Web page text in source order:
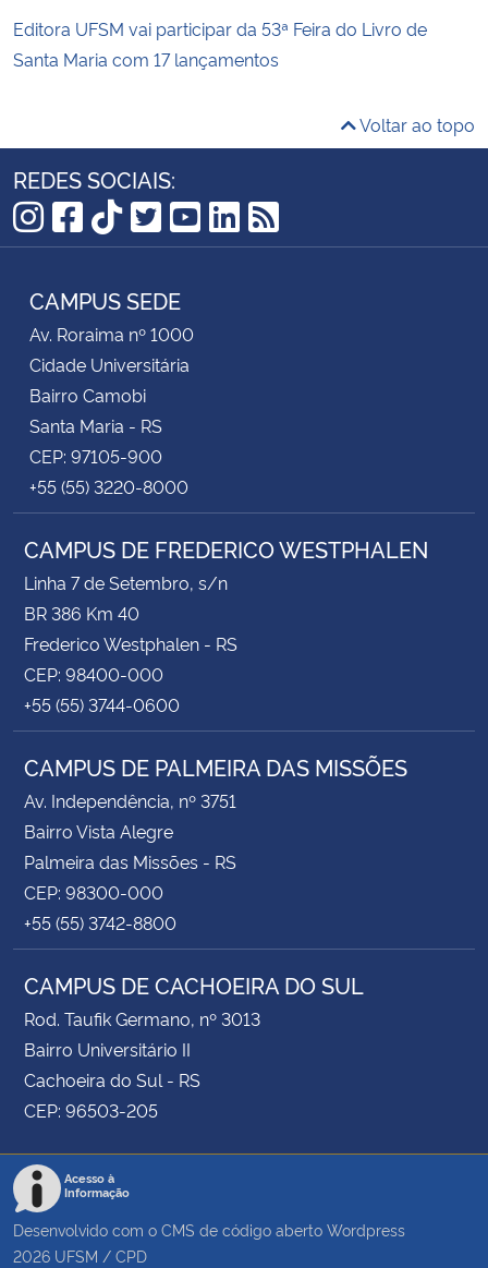
Editora UFSM vai participar da 53ª Feira do Livro de
Santa Maria com 17 lançamentos
Voltar ao topo
REDES SOCIAIS:
Instagram
Facebook
TikTok
Twitter
YouTube
LinkedIn
RSS
CAMPUS SEDE
Av. Roraima nº 1000
Cidade Universitária
Bairro Camobi
Santa Maria - RS
CEP: 97105-900
+55 (55) 3220-8000
CAMPUS DE FREDERICO WESTPHALEN
Linha 7 de Setembro, s/n
BR 386 Km 40
Frederico Westphalen - RS
CEP: 98400-000
+55 (55) 3744-0600
CAMPUS DE PALMEIRA DAS MISSÕES
Av. Independência, nº 3751
Bairro Vista Alegre
Palmeira das Missões - RS
CEP: 98300-000
+55 (55) 3742-8800
CAMPUS DE CACHOEIRA DO SUL
Rod. Taufik Germano, nº 3013
Bairro Universitário II
Cachoeira do Sul - RS
CEP: 96503-205
Acesso à
Informação
Desenvolvido com o CMS de código aberto Wordpress
2026 UFSM / CPD